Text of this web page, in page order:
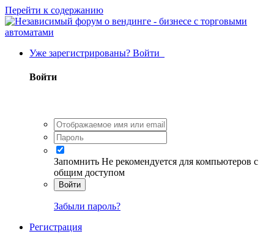
Перейти к содержанию
Уже зарегистрированы? Войти
Войти
Запомнить Не рекомендуется для компьютеров с
общим доступом
Войти
Забыли пароль?
Регистрация